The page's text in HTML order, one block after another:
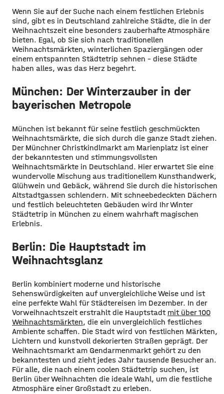
Wenn Sie auf der Suche nach einem festlichen Erlebnis
sind, gibt es in Deutschland zahlreiche Städte, die in der
Weihnachtszeit eine besonders zauberhafte Atmosphäre
bieten. Egal, ob Sie sich nach traditionellen
Weihnachtsmärkten, winterlichen Spaziergängen oder
einem entspannten Städtetrip sehnen – diese Städte
haben alles, was das Herz begehrt.
München: Der Winterzauber in der
bayerischen Metropole
München ist bekannt für seine festlich geschmückten
Weihnachtsmärkte, die sich durch die ganze Stadt ziehen.
Der Münchner Christkindlmarkt am Marienplatz ist einer
der bekanntesten und stimmungsvollsten
Weihnachtsmärkte in Deutschland. Hier erwartet Sie eine
wundervolle Mischung aus traditionellem Kunsthandwerk,
Glühwein und Gebäck, während Sie durch die historischen
Altstadtgassen schlendern. Mit schneebedeckten Dächern
und festlich beleuchteten Gebäuden wird Ihr Winter
Städtetrip in München zu einem wahrhaft magischen
Erlebnis.
Berlin: Die Hauptstadt im
Weihnachtsglanz
Berlin kombiniert moderne und historische
Sehenswürdigkeiten auf unvergleichliche Weise und ist
eine perfekte Wahl für Städtereisen im Dezember. In der
Vorweihnachtszeit erstrahlt die Hauptstadt mit über 100
Weihnachtsmärkten, die ein unvergleichlich festliches
Ambiente schaffen. Die Stadt wird von festlichen Märkten,
Lichtern und kunstvoll dekorierten Straßen geprägt. Der
Weihnachtsmarkt am Gendarmenmarkt gehört zu den
bekanntesten und zieht jedes Jahr tausende Besucher an.
Für alle, die nach einem coolen Städtetrip suchen, ist
Berlin über Weihnachten die ideale Wahl, um die festliche
Atmosphäre einer Großstadt zu erleben.